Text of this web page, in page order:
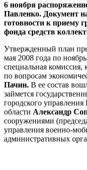
6 ноября
Павленко. Документ
готовности к приему
фонда средств
Утвержденный план
мая 2008 года по
специальная комиссия,
по вопросам
Пачин. В ее состав
займется
городского
области Александр
сооружениями
управления военно-
административных